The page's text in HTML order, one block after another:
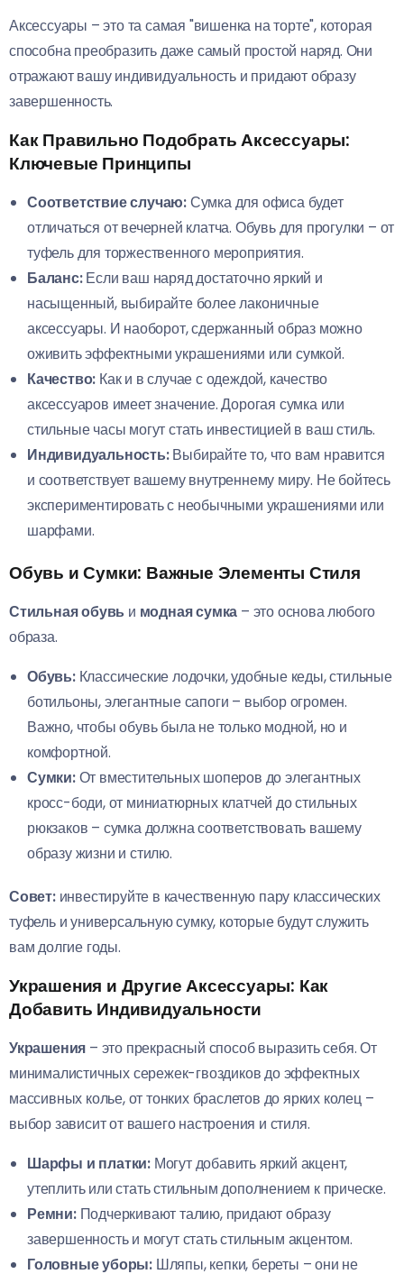
Аксессуары – это та самая "вишенка на торте", которая
способна преобразить даже самый простой наряд. Они
отражают вашу индивидуальность и придают образу
завершенность.
Как Правильно Подобрать Аксессуары:
Ключевые Принципы
Соответствие случаю:Сумка для офиса будет
отличаться от вечерней клатча. Обувь для прогулки – от
туфель для торжественного мероприятия.
Баланс:Если ваш наряд достаточно яркий и
насыщенный, выбирайте более лаконичные
аксессуары. И наоборот, сдержанный образ можно
оживить эффектными украшениями или сумкой.
Качество: Как и в случае с одеждой, качество
аксессуаров имеет значение. Дорогая сумка или
стильные часы могут стать инвестицией в ваш стиль.
Индивидуальность:Выбирайте то, что вам нравится
и соответствует вашему внутреннему миру. Не бойтесь
экспериментировать с необычными украшениями или
шарфами.
Обувь и Сумки: Важные Элементы Стиля
Стильная обувь и модная сумка – это основа любого
образа.
Обувь:Классические лодочки, удобные кеды, стильные
ботильоны, элегантные сапоги – выбор огромен.
Важно, чтобы обувь была не только модной, но и
комфортной.
Сумки:От вместительных шоперов до элегантных
кросс-боди, от миниатюрных клатчей до стильных
рюкзаков – сумка должна соответствовать вашему
образу жизни и стилю.
Совет:инвестируйте в качественную пару классических
туфель и универсальную сумку, которые будут служить
вам долгие годы.
Украшения и Другие Аксессуары: Как
Добавить Индивидуальности
Украшения – это прекрасный способ выразить себя. От
минималистичных сережек-гвоздиков до эффектных
массивных колье, от тонких браслетов до ярких колец –
выбор зависит от вашего настроения и стиля.
Шарфы и платки: Могут добавить яркий акцент,
утеплить или стать стильным дополнением к прическе.
Ремни:Подчеркивают талию, придают образу
завершенность и могут стать стильным акцентом.
Головные уборы: Шляпы, кепки, береты – они не